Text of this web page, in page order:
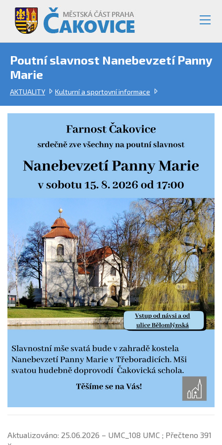
Poutní slavnost Nanebevzetí Panny
Marie
AKTUALITY Kulturní a sportovní informace
Aktualizováno: 25.06.2026 – UMC_108 UMC ; Přečteno 391